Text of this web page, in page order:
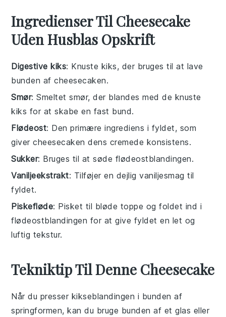
Ingredienser Til Cheesecake
Uden Husblas Opskrift
Digestive kiks: Knuste kiks, der bruges til at lave
bunden af cheesecaken.
Smør: Smeltet smør, der blandes med de knuste
kiks for at skabe en fast bund.
Flødeost: Den primære ingrediens i fyldet, som
giver cheesecaken dens cremede konsistens.
Sukker: Bruges til at søde flødeostblandingen.
Vaniljeekstrakt: Tilføjer en dejlig vaniljesmag til
fyldet.
Piskefløde: Pisket til bløde toppe og foldet ind i
flødeostblandingen for at give fyldet en let og
luftig tekstur.
Tekniktip Til Denne Cheesecake
Når du presser kikseblandingen i bunden af
springformen, kan du bruge bunden af et glas eller